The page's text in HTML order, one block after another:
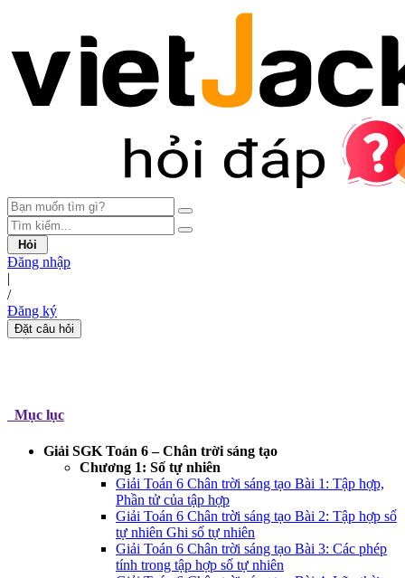
Hỏi
Đăng nhập
|
/
Đăng ký
Đặt câu hỏi
Mục lục
Giải SGK Toán 6 – Chân trời sáng tạo
Chương 1: Số tự nhiên
Giải Toán 6 Chân trời sáng tạo Bài 1: Tập hợp,
Phần tử của tập hợp
Giải Toán 6 Chân trời sáng tạo Bài 2: Tập hợp số
tự nhiên Ghi số tự nhiên
Giải Toán 6 Chân trời sáng tạo Bài 3: Các phép
tính trong tập hợp số tự nhiên